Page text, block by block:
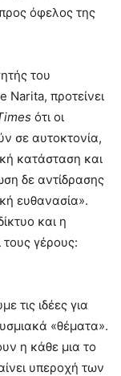
όφελος της
του
Narita, προτείνει
ότι οι
σε αυτοκτονία,
κατάσταση και
δε αντίδρασης
ευθανασία».
και η
τους γέρους:
τις ιδέες για
«θέματα».
η κάθε μια το
υπεροχή των